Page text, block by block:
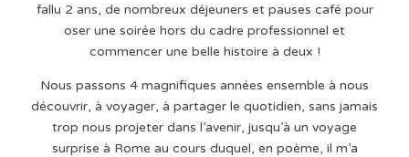
fallu 2 ans, de nombreux déjeuners et pauses café pour
oser une soirée hors du cadre professionnel et
commencer une belle histoire à deux !
Nous passons 4 magnifiques années ensemble à nous
découvrir, à voyager, à partager le quotidien, sans jamais
trop nous projeter dans l’avenir, jusqu’à un voyage
surprise à Rome au cours duquel, en poème, il m’a